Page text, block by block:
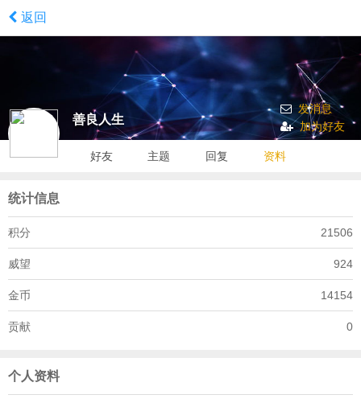
返回
善良人生
发消息
加为好友
好友 主题 回复 资料
统计信息
积分 21506
威望 924
金币 14154
贡献 0
个人资料